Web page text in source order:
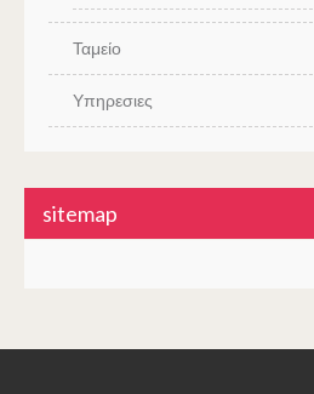
Ταμείο
Υπηρεσιες
sitemap